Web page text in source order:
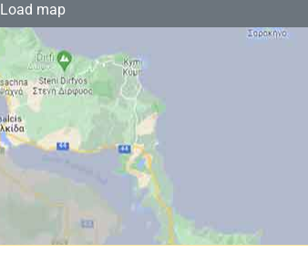
Load map